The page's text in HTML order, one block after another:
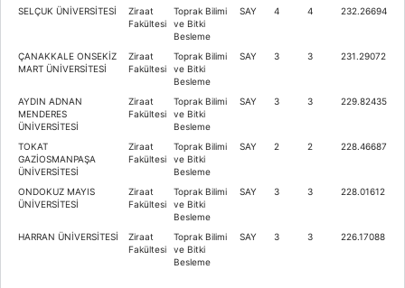
SELÇUK ÜNİVERSİTESİ
Ziraat
Fakültesi
Toprak Bilimi
ve Bitki
Besleme
SAY 4 4 232.26694
ÇANAKKALE ONSEKİZ
MART ÜNİVERSİTESİ
Ziraat
Fakültesi
Toprak Bilimi
ve Bitki
Besleme
SAY 3 3 231.29072
AYDIN ADNAN
MENDERES
ÜNİVERSİTESİ
Ziraat
Fakültesi
Toprak Bilimi
ve Bitki
Besleme
SAY 3 3 229.82435
TOKAT
GAZİOSMANPAŞA
ÜNİVERSİTESİ
Ziraat
Fakültesi
Toprak Bilimi
ve Bitki
Besleme
SAY 2 2 228.46687
ONDOKUZ MAYIS
ÜNİVERSİTESİ
Ziraat
Fakültesi
Toprak Bilimi
ve Bitki
Besleme
SAY 3 3 228.01612
HARRAN ÜNİVERSİTESİ
Ziraat
Fakültesi
Toprak Bilimi
ve Bitki
Besleme
SAY 3 3 226.17088